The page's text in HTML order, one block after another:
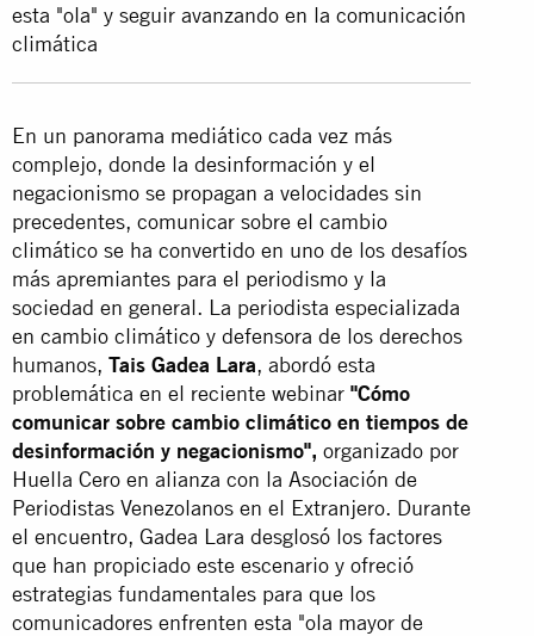
esta "ola" y seguir avanzando en la comunicación
climática
En un panorama mediático cada vez más
complejo, donde la desinformación y el
negacionismo se propagan a velocidades sin
precedentes, comunicar sobre el cambio
climático se ha convertido en uno de los desafíos
más apremiantes para el periodismo y la
sociedad en general. La periodista especializada
en cambio climático y defensora de los derechos
humanos, Tais Gadea Lara, abordó esta
problemática en el reciente webinar "Cómo
comunicar sobre cambio climático en tiempos de
desinformación y negacionismo", organizado por
Huella Cero en alianza con la Asociación de
Periodistas Venezolanos en el Extranjero. Durante
el encuentro, Gadea Lara desglosó los factores
que han propiciado este escenario y ofreció
estrategias fundamentales para que los
comunicadores enfrenten esta "ola mayor de